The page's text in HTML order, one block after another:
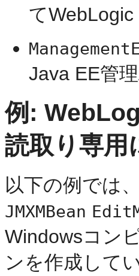
て
Java EE管
例:
読取り専用
以下の例では
JMXMBean
Windowsコン
ンを作成して